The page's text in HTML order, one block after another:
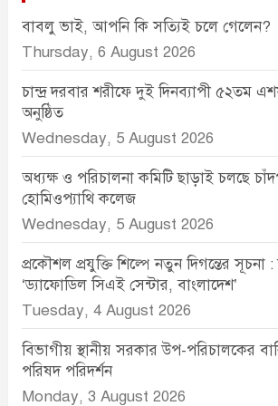
বাবলু ভাই, আপনি কি সত্যিই চলে গেলেন?
Thursday, 6 August 2026
চান্দ্র দরবার শরীফে দুই দিনব্যাপী ৫২তম
অনুষ্ঠিত
Wednesday, 5 August 2026
অধ্যক্ষ ও পরিচালনা কমিটি ছাড়াই চলছে
হোমিওপ্যাথি কলেজ
Wednesday, 5 August 2026
প্রকৌশল প্রযুক্তি শিল্পে নতুন দিগন্তের সূচনা
‘ড্যাফোডিল সিএই সেন্টার, বাংলাদেশ’
Tuesday, 4 August 2026
বিভাগীয় স্থানীয় সরকার উপ-পরিচালকের
পরিষদ পরিদর্শন
Monday, 3 August 2026